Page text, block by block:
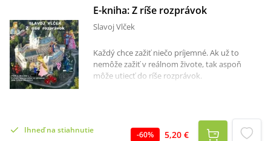
E-kniha: Z ríše rozprávok
Slavoj Vlček
Každý chce zažiť niečo príjemné. Ak už to
nemôže zažiť v reálnom živote, tak aspoň
môže utiecť do ríše rozprávok.
Ihneď na stiahnutie -60% 5,20 €